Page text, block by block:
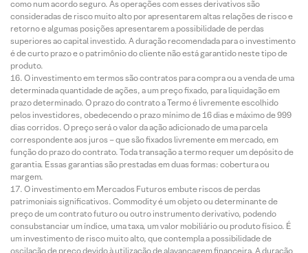
como num acordo seguro. As operações com esses derivativos são
consideradas de risco muito alto por apresentarem altas relações de risco e
retorno e algumas posições apresentarem a possibilidade de perdas
superiores ao capital investido. A duração recomendada para o investimento
é de curto prazo e o patrimônio do cliente não está garantido neste tipo de
produto.
O investimento em termos são contratos para compra ou a venda de uma
determinada quantidade de ações, a um preço fixado, para liquidação em
prazo determinado. O prazo do contrato a Termo é livremente escolhido
pelos investidores, obedecendo o prazo mínimo de 16 dias e máximo de 999
dias corridos. O preço será o valor da ação adicionado de uma parcela
correspondente aos juros – que são fixados livremente em mercado, em
função do prazo do contrato. Toda transação a termo requer um depósito de
garantia. Essas garantias são prestadas em duas formas: cobertura ou
margem.
O investimento em Mercados Futuros embute riscos de perdas
patrimoniais significativos. Commodity é um objeto ou determinante de
preço de um contrato futuro ou outro instrumento derivativo, podendo
consubstanciar um índice, uma taxa, um valor mobiliário ou produto físico. É
um investimento de risco muito alto, que contempla a possibilidade de
oscilação de preço devido à utilização de alavancagem financeira. A duração